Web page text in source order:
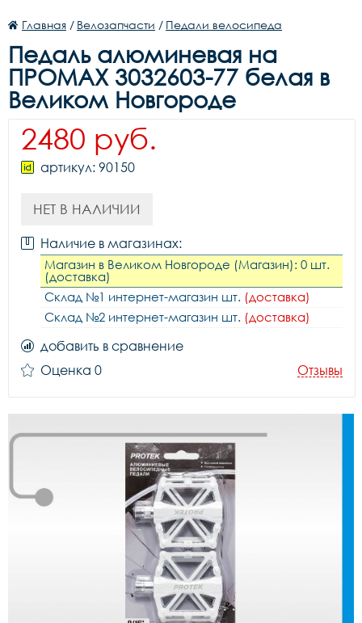
Главная / Велозапчасти / Педали велосипеда
Педаль алюминевая на
ПРОМАХ 3032603-77 белая в
Великом Новгороде
2480 руб.
артикул: 90150
НЕТ В НАЛИЧИИ
Наличие в магазинах:
Магазин в Великом Новгороде (Магазин): 0 шт.
(доставка)
Склад №1 интернет-магазин шт. (доставка)
Склад №2 интернет-магазин шт. (доставка)
добавить в сравнение
Оценка 0
Отзывы